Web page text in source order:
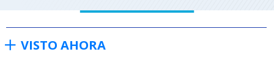
VISTO AHORA